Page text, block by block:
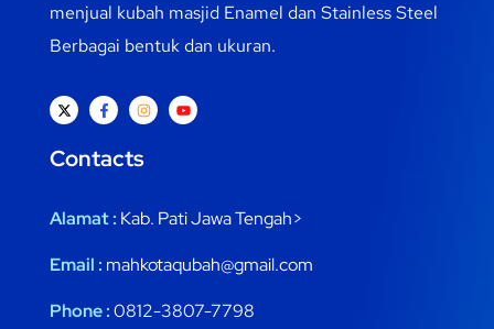
menjual kubah masjid Enamel dan Stainless Steel
Berbagai bentuk dan ukuran.
Contacts
Alamat : Kab. Pati Jawa Tengah>
Email : mahkotaqubah@gmail.com
Phone :0812-3807-7798